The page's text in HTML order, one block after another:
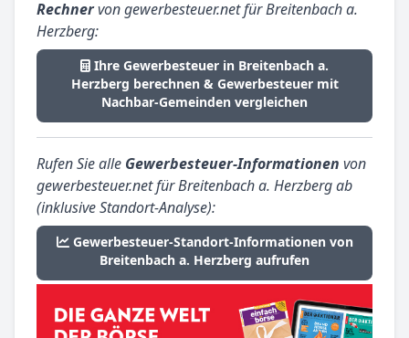
Rechnervon gewerbesteuer.net für Breitenbach a.
Herzberg:
Ihre Gewerbesteuer in Breitenbach a.
Herzberg berechnen & Gewerbesteuer mit
Nachbar-Gemeinden vergleichen
Rufen Sie alle Gewerbesteuer-Informationen von
gewerbesteuer.net für Breitenbach a. Herzberg ab
(inklusive Standort-Analyse):
Gewerbesteuer-Standort-Informationen von
Breitenbach a. Herzberg aufrufen